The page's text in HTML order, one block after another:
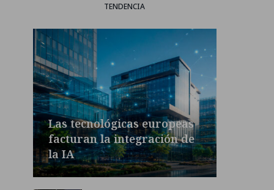
TENDENCIA
Las tecnológicas europeas
facturan la integración de
la IA